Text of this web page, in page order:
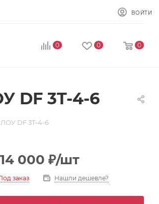
ВОЙТИ
0 0 0
DF 3T-4-6
DF 3T-4-6
000 ₽/шт
заказ Нашли дешевле?